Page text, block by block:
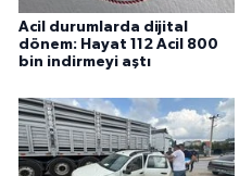
Acil durumlarda dijital
dönem: Hayat 112 Acil 800
bin indirmeyi aştı